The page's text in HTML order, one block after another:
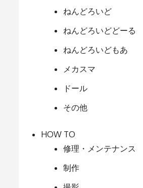
ねんどろいど
ねんどろいどどーる
ねんどろいどもあ
メカスマ
ドール
その他
HOW TO
修理・メンテナンス
制作